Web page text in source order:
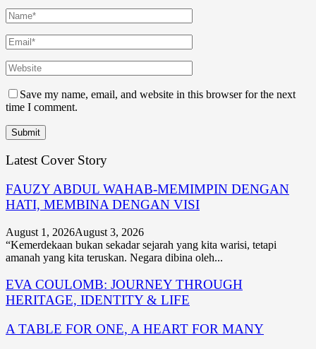
Save my name, email, and website in this browser for the next
time I comment.
Latest Cover Story
FAUZY ABDUL WAHAB-MEMIMPIN DENGAN
HATI, MEMBINA DENGAN VISI
August 1, 2026August 3, 2026
“Kemerdekaan bukan sekadar sejarah yang kita warisi, tetapi
amanah yang kita teruskan. Negara dibina oleh...
EVA COULOMB: JOURNEY THROUGH
HERITAGE, IDENTITY & LIFE
A TABLE FOR ONE, A HEART FOR MANY